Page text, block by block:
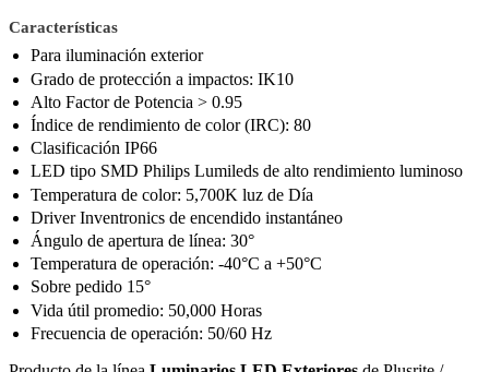
Características
Para iluminación exterior
Grado de protección a impactos: IK10
Alto Factor de Potencia > 0.95
Índice de rendimiento de color (IRC): 80
Clasificación IP66
LED tipo SMD Philips Lumileds de alto rendimiento luminoso
Temperatura de color: 5,700K luz de Día
Driver Inventronics de encendido instantáneo
Ángulo de apertura de línea: 30°
Temperatura de operación: -40°C a +50°C
Sobre pedido 15°
Vida útil promedio: 50,000 Horas
Frecuencia de operación: 50/60 Hz